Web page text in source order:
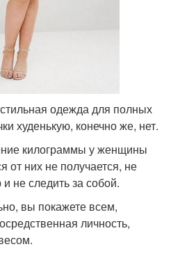
одежда для полных
худенькую, конечно же, нет.
килограммы у женщины
от них не получается, не
не следить за собой.
вы покажете всем,
личность,